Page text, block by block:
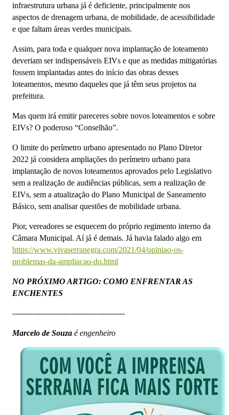
infraestrutura urbana já é deficiente, principalmente nos
aspectos de drenagem urbana, de mobilidade, de acessibilidade
e que faltam áreas verdes municipais.
Assim, para toda e qualquer nova implantação de loteamento
deveriam ser indispensáveis EIVs e que as medidas mitigatórias
fossem implantadas antes do início das obras desses
loteamentos, mesmo daqueles que já têm seus projetos na
prefeitura.
Mas quem irá emitir pareceres sobre novos loteamentos e sobre
EIVs? O poderoso “Conselhão”.
O limite do perímetro urbano apresentado no Plano Diretor
2022 já considera ampliações do perímetro urbano para
implantação de novos loteamentos aprovados pelo Legislativo
sem a realização de audiências públicas, sem a realização de
EIVs, sem a atualização do Plano Municipal de Saneamento
Básico, sem analisar questões de mobilidade urbana.
Pior, vereadores se esquecem do próprio regimento interno da
Câmara Municipal. Aí já é demais. Já havia falado algo em
https://www.vivaserranegra.com/2021/04/opiniao-os-
problemas-da-ampliacao-do.html
NO PRÓXIMO ARTIGO: COMO ENFRENTAR AS
ENCHENTES
--------------------------------------------
Marcelo de Souza é engenheiro